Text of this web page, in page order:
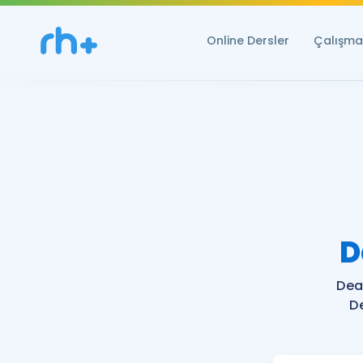
Online Dersler